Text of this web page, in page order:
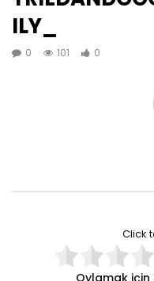
ILY_
0 101 0
Click